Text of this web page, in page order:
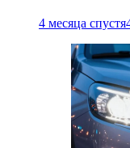
4 месяца спустя